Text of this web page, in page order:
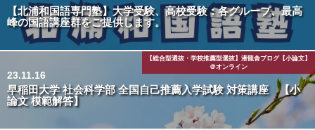
【北浦和国語専門塾】大学受験、高校受験：各グループ、最高
峰の国語講座群をご提供します。
【総合型選抜・学校推薦型選抜】潜龍舎ブログ【小論文】
＠オンライン
23.11.16
早稲田大学 社会科学部 全国自己推薦入学試験 対策講座 【小
論文 模範解答】